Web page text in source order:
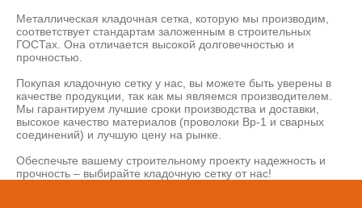
Металлическая кладочная сетка, которую мы производим,
соответствует стандартам заложенным в строительных
ГОСТах. Она отличается высокой долговечностью и
прочностью.
Покупая кладочную сетку у нас, вы можете быть уверены в
качестве продукции, так как мы являемся производителем.
Мы гарантируем лучшие сроки производства и доставки,
высокое качество материалов (проволоки Вр-1 и сварных
соединений) и лучшую цену на рынке.
Обеспечьте вашему строительному проекту надежность и
прочность – выбирайте кладочную сетку от нас!